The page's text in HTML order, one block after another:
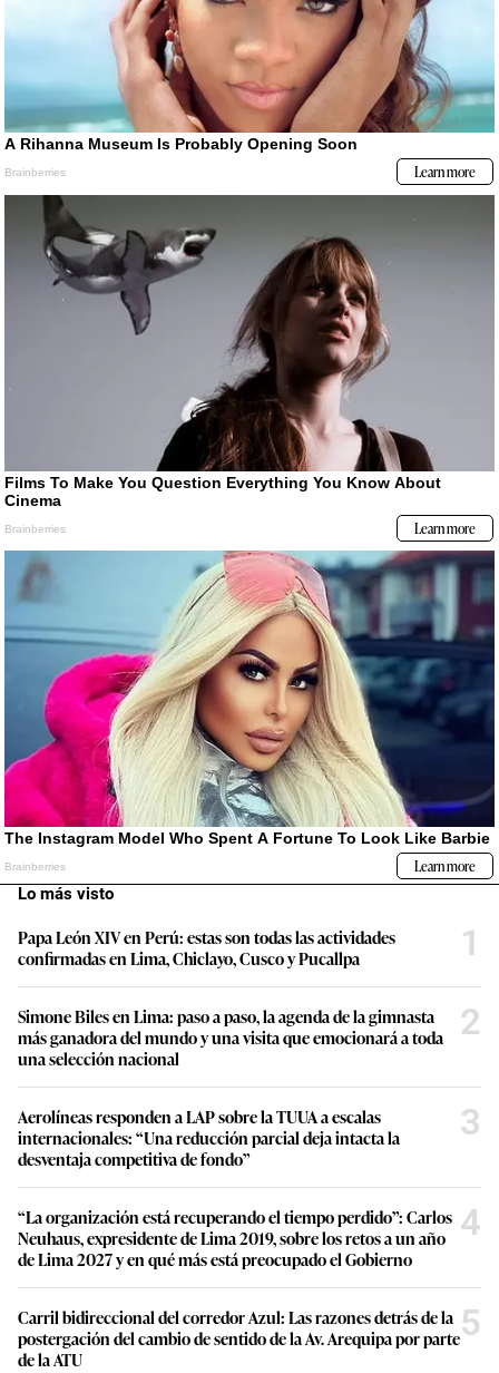
Lo más visto
Papa León XIV en Perú: estas son todas las actividades
confirmadas en Lima, Chiclayo, Cusco y Pucallpa
1
Simone Biles en Lima: paso a paso, la agenda de la gimnasta
más ganadora del mundo y una visita que emocionará a toda
una selección nacional
2
Aerolíneas responden a LAP sobre la TUUA a escalas
internacionales: “Una reducción parcial deja intacta la
desventaja competitiva de fondo”
3
“La organización está recuperando el tiempo perdido”: Carlos
Neuhaus, expresidente de Lima 2019, sobre los retos a un año
de Lima 2027 y en qué más está preocupado el Gobierno
4
Carril bidireccional del corredor Azul: Las razones detrás de la
postergación del cambio de sentido de la Av. Arequipa por parte
de la ATU
5